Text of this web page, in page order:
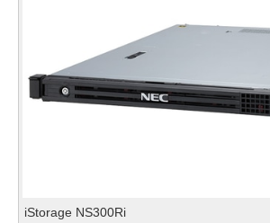
iStorage NS300Ri